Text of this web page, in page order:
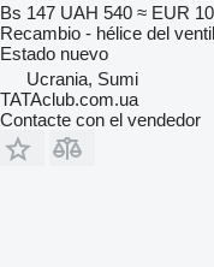
Bs 147 UAH 540 ≈ EUR
Recambio - hélice del
Estado nuevo
Ucrania, Sumi
TATAclub.com.ua
Contacte con el vendedor